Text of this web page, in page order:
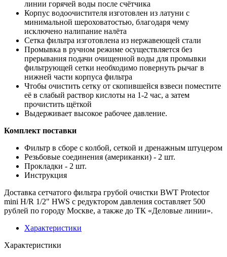
линии горячей воды после счётчика
Корпус водоочистителя изготовлен из латуни с
минимальной шероховатостью, благодаря чему
исключено налипание налёта
Сетка фильтра изготовлена из нержавеющей стали
Промывка в ручном режиме осуществляется без
прерывания подачи очищенной воды для промывки
фильтрующей сетки необходимо повернуть рычаг в
нижней части корпуса фильтра
Чтобы очистить сетку от скопившейся взвеси поместите
её в слабый раствор кислоты на 1-2 час, а затем
прочистить щёткой
Выдерживает высокое рабочее давление.
Комплект поставки
Фильтр в сборе с колбой, сеткой и дренажным штуцером
Резьбовые соединения (американки) - 2 шт.
Прокладки - 2 шт.
Инструкция
Доставка сетчатого фильтра грубой очистки BWT Protector
mini H/R 1/2" HWS с редуктором давления составляет 500
рублей по городу Москве, а также до ТК «Деловые линии».
Характеристики
Характеристики